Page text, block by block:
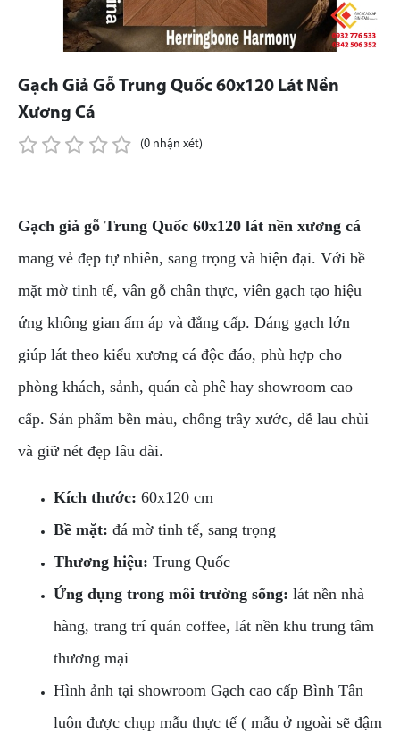
Gạch Giả Gỗ Trung Quốc 60x120 Lát Nền
Xương Cá
(0 nhận xét)
Gạch giả gỗ Trung Quốc 60x120 lát nền xương cá
mang vẻ đẹp tự nhiên, sang trọng và hiện đại. Với bề
mặt mờ tinh tế, vân gỗ chân thực, viên gạch tạo hiệu
ứng không gian ấm áp và đẳng cấp. Dáng gạch lớn
giúp lát theo kiểu xương cá độc đáo, phù hợp cho
phòng khách, sảnh, quán cà phê hay showroom cao
cấp. Sản phẩm bền màu, chống trầy xước, dễ lau chùi
và giữ nét đẹp lâu dài.
Kích thước: 60x120 cm
Bề mặt: đá mờ tinh tế, sang trọng
Thương hiệu: Trung Quốc
Ứng dụng trong môi trường sống: lát nền nhà
hàng, trang trí quán coffee, lát nền khu trung tâm
thương mại
Hình ảnh tại showroom Gạch cao cấp Bình Tân
luôn được chụp mẫu thực tế ( mẫu ở ngoài sẽ đậm